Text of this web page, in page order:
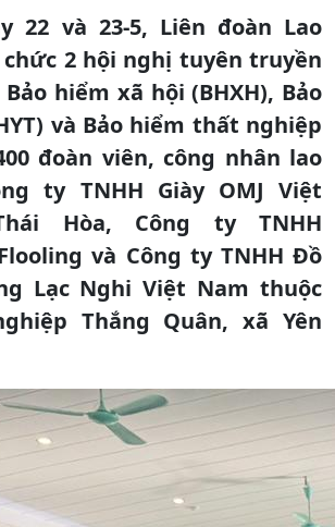
22 và 23-5, Liên đoàn Lao
2 hội nghị tuyên truyền
hiểm xã hội (BHXH), Bảo
và Bảo hiểm thất nghiệp
đoàn viên, công nhân lao
ty TNHH Giày OMJ Việt
Hòa, Công ty TNHH
và Công ty TNHH Đồ
Lạc Nghi Việt Nam thuộc
Thắng Quân, xã Yên